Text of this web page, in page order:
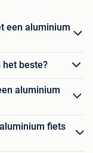
een aluminium
beste?
aluminium
fiets